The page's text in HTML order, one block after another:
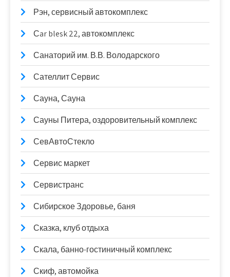
Рэн, сервисный автокомплекс
Сar blesk 22, автокомплекс
Санаторий им. В.В. Володарского
Сателлит Сервис
Сауна, Сауна
Сауны Питера, оздоровительный комплекс
СевАвтоСтекло
Сервис маркет
Сервистранс
Сибирское Здоровье, баня
Сказка, клуб отдыха
Скала, банно-гостиничный комплекс
Скиф, автомойка